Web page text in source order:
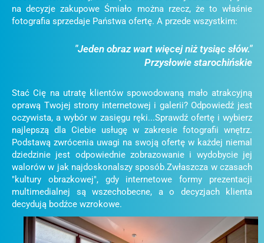
na decyzje zakupowe Śmiało można rzecz, że to właśnie
fotografia sprzedaje Państwa ofertę. A przede wszystkim:
"Jeden obraz wart więcej niż tysiąc słów."
Przysłowie starochińskie
Stać Cię na utratę klientów spowodowaną mało atrakcyjną
oprawą Twojej strony internetowej i galerii? Odpowiedź jest
oczywista, a wybór w zasięgu ręki...Sprawdź ofertę i wybierz
najlepszą dla Ciebie usługę w zakresie fotografii wnętrz.
Podstawą zwrócenia uwagi na swoją ofertę w każdej niemal
dziedzinie jest odpowiednie zobrazowanie i wydobycie jej
walorów w jak najdoskonalszy sposób.Zwłaszcza w czasach
"kultury obrazkowej", gdy internetowe formy prezentacji
multimedialnej są wszechobecne, a o decyzjach klienta
decydują bodźce wzrokowe.